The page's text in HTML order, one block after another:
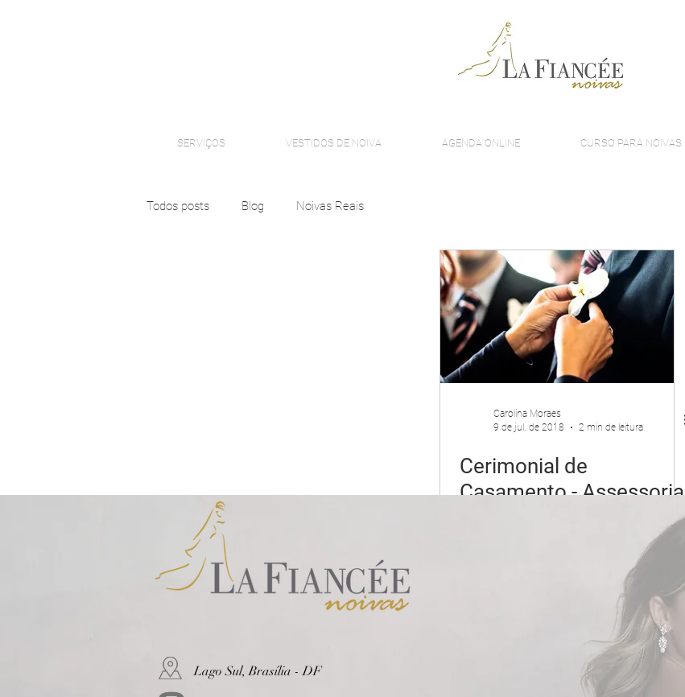
SERVIÇOS VESTIDOS DE NOIVA AGENDA ONLINE CURSO PARA NOIVAS
Todos posts Blog Noivas Reais
Carolina Moraes
9 de jul. de 2018
2 min de leitura
Cerimonial de
Casamento - Assessoria
Lago Sul, Brasília - DF